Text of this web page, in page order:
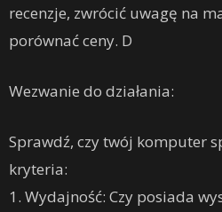
recenzje, zwrócić uwagę na
porównać ceny. D
Wezwanie do działania:
Sprawdź, czy twój komputer
kryteria:
1. Wydajność: Czy posiada